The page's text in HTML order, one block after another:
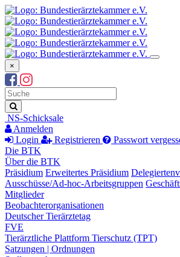
×
Suchbegriff
Suche
NS-Schicksale
Anmelden
Login
Registrieren
Passwort
Die BTK
Über die BTK
Präsidium Erweitertes Präsidium
Ausschüsse/Ad-hoc-Arbeitsgruppen
Mitglieder
Beobachterorganisationen
Deutscher Tierärztetag
FVE
Tierärztliche Plattform Tierschutz (TPT)
Satzungen | Ordnungen